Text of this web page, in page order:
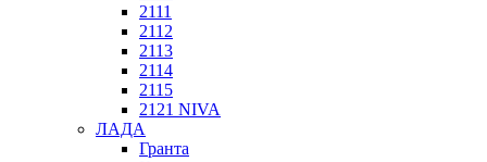
2111
2112
2113
2114
2115
2121 NIVA
ЛАДА
Гранта